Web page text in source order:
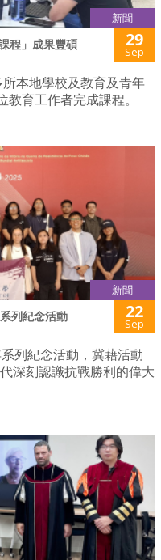
新聞
程」成果豐碩 29
Sep
本地學校及教育及青年
育工作者完成課程。
新聞
列紀念活動 22
Sep
列紀念活動，冀藉活動
深刻認識抗戰勝利的偉大